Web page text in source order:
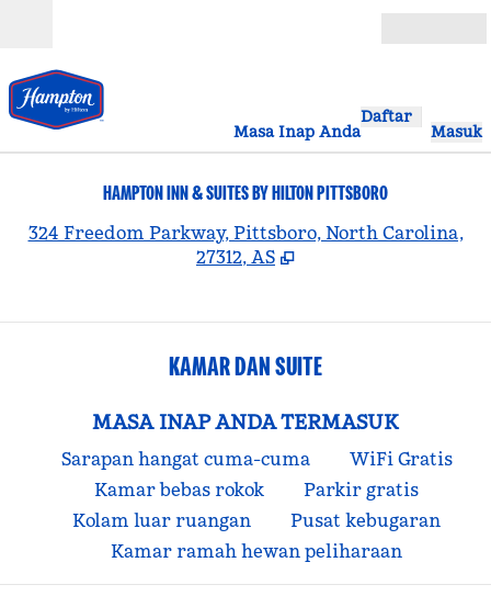
Masa Inap Anda
Daftar
Masuk
HAMPTON INN & SUITES BY HILTON PITTSBORO
324 Freedom Parkway, Pittsboro, North Carolina,
27312, AS
KAMAR DAN SUITE
MASA INAP ANDA TERMASUK
Sarapan hangat cuma-cuma
WiFi Gratis
Kamar bebas rokok
Parkir gratis
Kolam luar ruangan
Pusat kebugaran
Kamar ramah hewan peliharaan